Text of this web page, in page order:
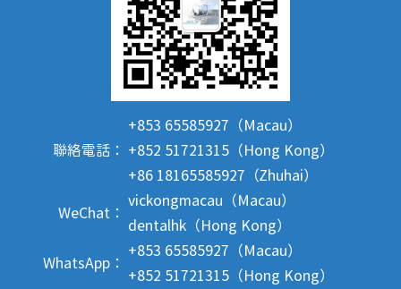
聯絡電話：
+853 65585927（Macau）
+852 51721315（Hong Kong）
+86 18165585927（Zhuhai）
WeChat：
vickongmacau（Macau）
dentalhk（Hong Kong）
WhatsApp：
+853 65585927（Macau）
+852 51721315（Hong Kong）